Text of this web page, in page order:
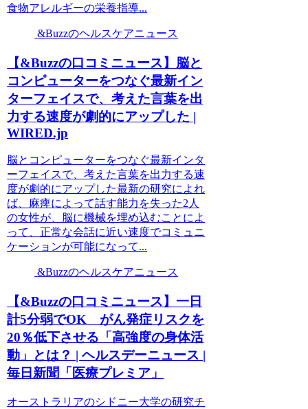
食物アレルギーの栄養指導...
&Buzzのヘルスケアニュース
【&Buzzの口コミニュース】脳と
コンピューターをつなぐ最新イン
ターフェイスで、考えた言葉を出
力する速度が劇的にアップした |
WIRED.jp
脳とコンピューターをつなぐ最新インタ
ーフェイスで、考えた言葉を出力する速
度が劇的にアップした最新の研究によれ
ば、麻痺によって話す能力を失った2人
の女性が、脳に機械を埋め込むことによ
って、正常な会話に近い速度でコミュニ
ケーションが可能になって...
&Buzzのヘルスケアニュース
【&Buzzの口コミニュース】一日
計5分弱でOK がん発症リスクを
20％低下させる「高強度の身体活
動」とは？ | ヘルスデーニュース |
毎日新聞「医療プレミア」
オーストラリアのシドニー大学の研究チ